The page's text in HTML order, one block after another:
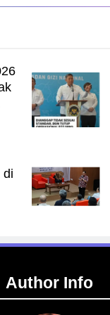
di
Author Info